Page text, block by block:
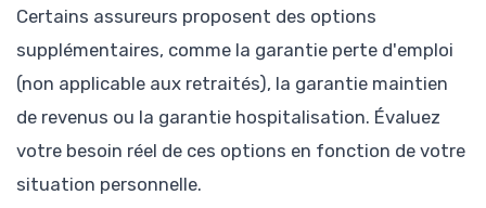
Certains assureurs proposent des options
supplémentaires, comme la garantie perte d'emploi
(non applicable aux retraités), la garantie maintien
de revenus ou la garantie hospitalisation. Évaluez
votre besoin réel de ces options en fonction de votre
situation personnelle.